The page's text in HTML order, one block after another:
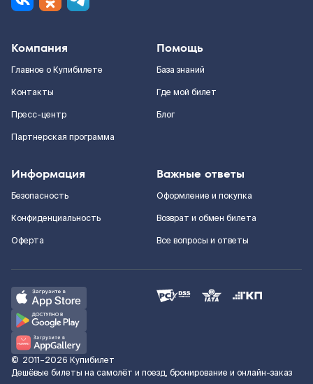
Компания
Главное о Купибилете
Контакты
Пресс-центр
Партнерская программа
Помощь
База знаний
Где мой билет
Блог
Информация
Безопасность
Конфиденциальность
Оферта
Важные ответы
Оформление и покупка
Возврат и обмен билета
Все вопросы и ответы
© 2011–2026 Купибилет
Дешёвые билеты на самолёт и поезд, бронирование и онлайн-заказ